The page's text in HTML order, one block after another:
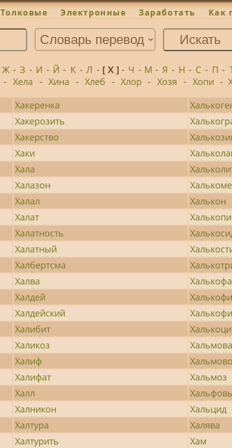
Толковые Электронные Заработать Как
Ж - З - И - Й - К - Л - [ Х ] - Ч - М - Я - Н - С - П -
- Хела - Хина - Хлеб - Хлор - Хозя - Хопи -
Хакеренка
Хакерозить
Хакерство
Хаки
Хала
Халазон
Халал
Халькон
Халат
Халатность
Халатный
Халбертсма
Халва
Халдей
Халдейский
Халибит
Халикоз
Халиф
Халифат
Хальмоз
Халл
Халникон
Хальцид
Халтура
Халява
Халтурить
Хам